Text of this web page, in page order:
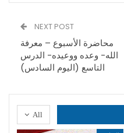
NEXT POST
محاضرة الأسبوع – معرفة
الله- وعده ووعيده- الدرس
التاسع (اليوم السادس)
All